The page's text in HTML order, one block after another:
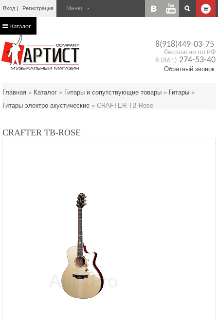
Вход Регистрация
8(918)449-03-75
бесплатно по РФ
8 (861) 274-53-40
Обратный звонок
Каталог
Главная » Каталог » Гитары и сопутствующие товары » Гитары »
Гитары электро-акустические » CRAFTER TB-Rose
CRAFTER TB-ROSE